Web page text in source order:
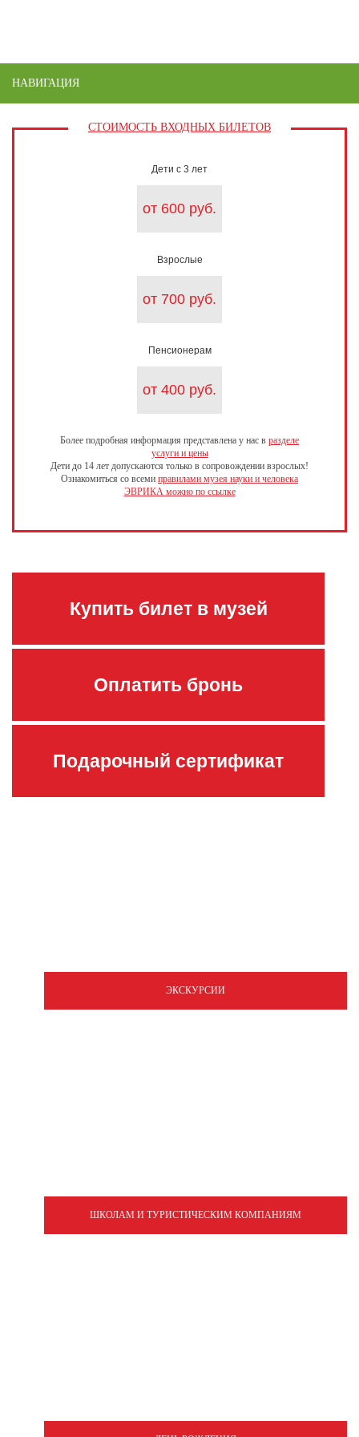
НАВИГАЦИЯ
СТОИМОСТЬ ВХОДНЫХ БИЛЕТОВ
Дети с 3 лет
от 600 руб.
Взрослые
от 700 руб.
Пенсионерам
от 400 руб.
Более подробная информация представлена у нас в разделе
услуги и цены
Дети до 14 лет допускаются только в сопровождении взрослых!
Ознакомиться со всеми правилами музея науки и человека
ЭВРИКА можно по ссылке
Купить билет в музей
Оплатить бронь
Подарочный сертификат
ЭКСКУРСИИ
ШКОЛАМ И ТУРИСТИЧЕСКИМ КОМПАНИЯМ